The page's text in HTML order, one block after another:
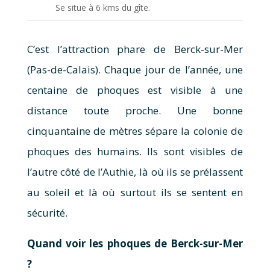
Se situe à 6 kms du gîte.
C’est l’attraction phare de Berck-sur-Mer
(Pas-de-Calais). Chaque jour de l’année, une
centaine de phoques est visible à une
distance toute proche. Une bonne
cinquantaine de mètres sépare la colonie de
phoques des humains. Ils sont visibles de
l’autre côté de l’Authie, là où ils se prélassent
au soleil et là où surtout ils se sentent en
sécurité.
Quand voir les phoques de Berck-sur-Mer
?